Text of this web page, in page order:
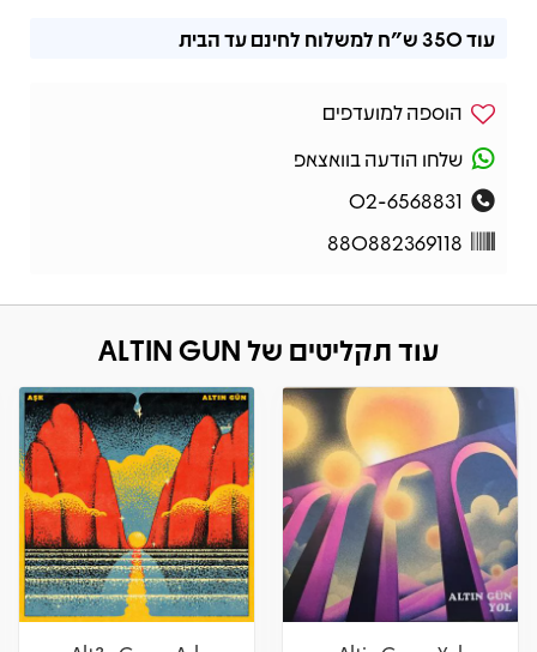
עוד350 ש"ח למשלוח לחינם עד הבית
הוספה למועדפים
שלחו הודעה בוואצאפ
02-6568831
880882369118
עוד תקליטים של ALTIN GUN